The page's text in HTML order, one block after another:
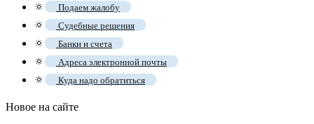
🔅 Подаем жалобу
🔅 Судебные решения
🔅 Банки и счета
🔅 Адреса электронной почты
🔅 Куда надо обратиться
Новое на сайте